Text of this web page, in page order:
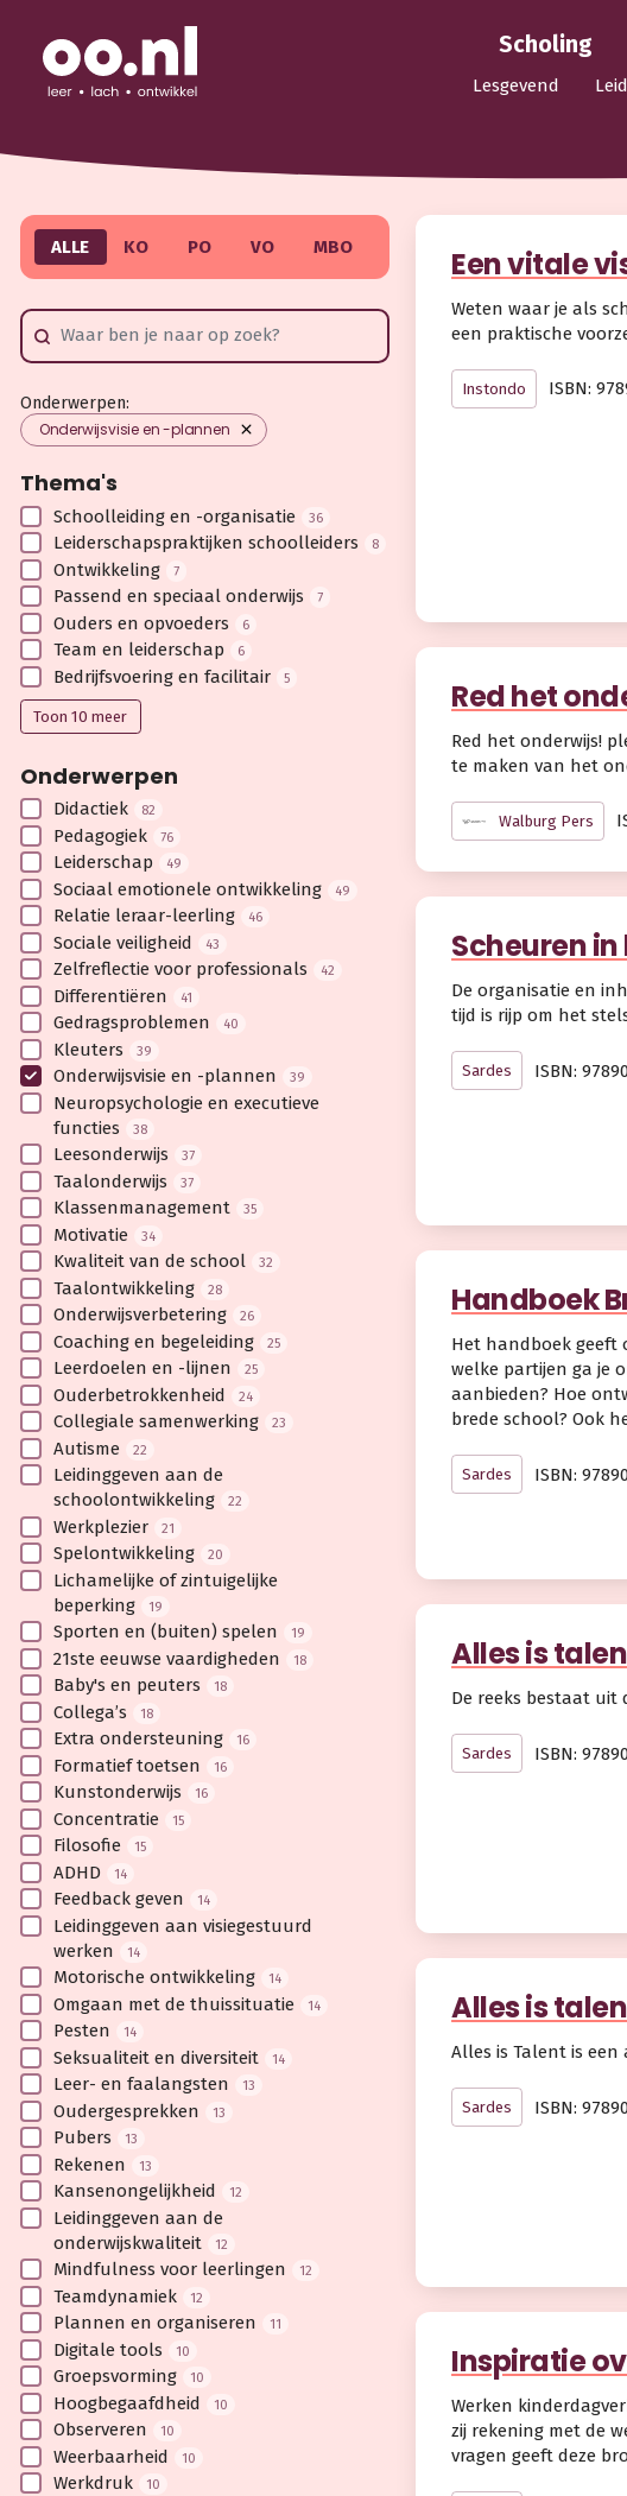
Scholing
Lesgevend
ALLE KO PO VO MBO
Onderwerpen:
Onderwijsvisie en -plannen
Thema's
Schoolleiding en -organisatie 36
Leiderschaps­praktijken schoolleiders 8
Ontwikkeling 7
Passend en speciaal onderwijs 7
Ouders en opvoeders 6
Team en leiderschap 6
Bedrijfsvoering en facilitair 5
Toon 10 meer
Onderwerpen
Didactiek 82
Pedagogiek 76
Leiderschap 49
Sociaal emotionele ontwikkeling 49
Relatie leraar-leerling 46
Sociale veiligheid 43
Zelfreflectie voor professionals 42
Differentiëren 41
Gedragsproblemen 40
Kleuters 39
Onderwijsvisie en -plannen 39
Neuropsychologie en executieve
functies
38
Leesonderwijs 37
Taalonderwijs 37
Klassenmanagement 35
Motivatie 34
Kwaliteit van de school 32
Taalontwikkeling 28
Onderwijsverbetering 26
Coaching en begeleiding 25
Leerdoelen en -lijnen 25
Ouderbetrokkenheid 24
Collegiale samenwerking 23
Autisme 22
Leidinggeven aan de
schoolontwikkeling
22
Werkplezier 21
Spelontwikkeling 20
Lichamelijke of zintuigelijke
beperking
19
Sporten en (buiten) spelen 19
21ste eeuwse vaardigheden 18
Baby's en peuters 18
Collega’s 18
Extra ondersteuning 16
Formatief toetsen 16
Kunstonderwijs 16
Concentratie 15
Filosofie 15
ADHD 14
Feedback geven 14
Leidinggeven aan visiegestuurd
werken
14
Motorische ontwikkeling 14
Omgaan met de thuissituatie 14
Pesten 14
Seksualiteit en diversiteit 14
Leer- en faalangsten 13
Oudergesprekken 13
Pubers 13
Rekenen 13
Kansenongelijkheid 12
Leidinggeven aan de
onderwijskwaliteit
12
Mindfulness voor leerlingen 12
Teamdynamiek 12
Plannen en organiseren 11
Digitale tools 10
Groepsvorming 10
Hoogbegaafdheid 10
Observeren 10
Weerbaarheid 10
Werkdruk 10
Een vitale
Weten waar je als
een praktische
Instondo ISBN:
Red het
Red het onderwijs!
te maken van het
Walburg Pers
Scheuren
De organisatie en
tijd is rijp om het
Sardes ISBN:
Handboek
Het handboek geeft
welke partijen ga je
aanbieden? Hoe
brede school? Ook
Sardes ISBN:
Alles is
De reeks bestaat uit
Sardes ISBN:
Alles is
Alles is Talent is
Sardes ISBN:
Inspiratie
Werken
zij rekening met de
vragen geeft deze